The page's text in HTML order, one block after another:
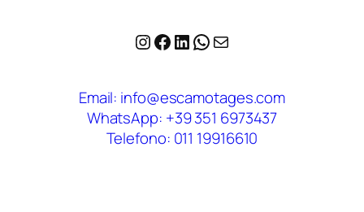
Instagram
Facebook
LinkedIn
WhatsApp
Email
Email: info@escamotages.com
WhatsApp: +39 351 6973437
Telefono: 011 19916610